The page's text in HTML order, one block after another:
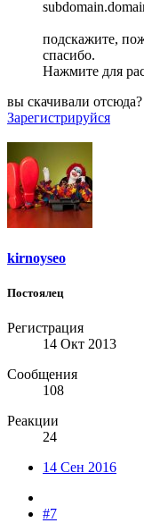
подскажите,
спасибо.
Нажмите для
вы скачивали отсюда?
Зарегистрируйся
kirnoyseo
Постоялец
Регистрация
14 Окт 2013
Сообщения
108
Реакции
24
14 Сен 2016
#7